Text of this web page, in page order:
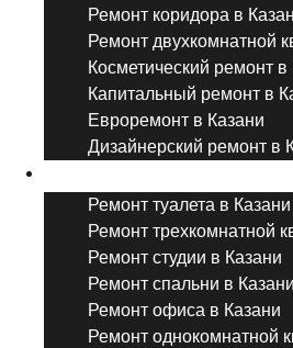
Ремонт коридора в
Ремонт двухкомнатной
Косметический ремонт в
Капитальный ремонт в
Евроремонт в Казани
Дизайнерский ремонт в
Ремонт туалета в Казани
Ремонт трехкомнатной
Ремонт студии в Казани
Ремонт спальни в Казани
Ремонт офиса в Казани
Ремонт однокомнатной